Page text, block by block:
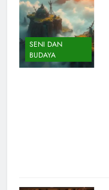
SENI DAN
BUDAYA